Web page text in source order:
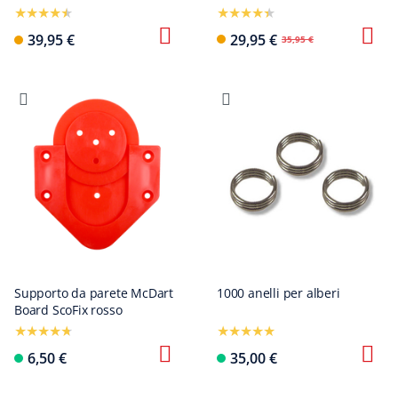
39,95 € 29,95 € 35,95 €
Supporto da parete McDart
Board ScoFix rosso
6,50 €
1000 anelli per alberi
35,00 €